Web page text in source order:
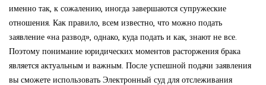
именно так, к сожалению, иногда завершаются супружеские
отношения. Как правило, всем известно, что можно подать
заявление «на развод», однако, куда подать и как, знают не все.
Поэтому понимание юридических моментов расторжения брака
является актуальным и важным. После успешной подачи заявления
вы сможете использовать Электронный суд для отслеживания